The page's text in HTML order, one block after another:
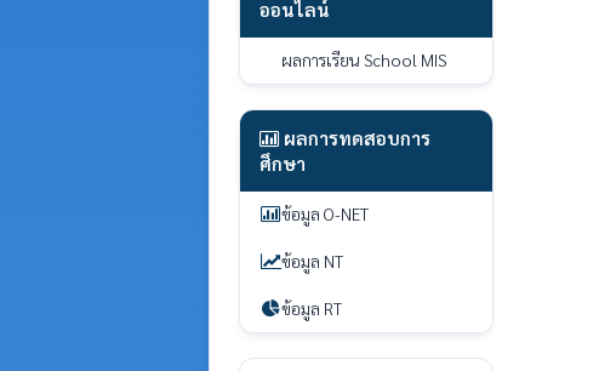
ออนไลน์
ผลการเรียน School MIS
ผลการทดสอบการ
ศึกษา
ข้อมูล O-NET
ข้อมูล NT
ข้อมูล RT